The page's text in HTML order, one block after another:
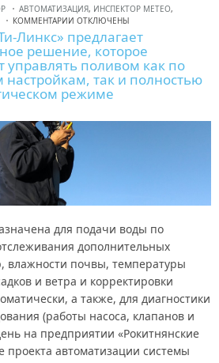
АВТОМАТИЗАЦИЯ, ИНСПЕКТОР МЕТЕО,
КОММЕНТАРИИ ОТКЛЮЧЕНЫ
Линкс» предлагает
решение, которое
управлять поливом как по
так и полностью
режиме
для подачи воды по
дополнительных
влажности почвы, температуры
и ветра и корректировки
а также, для диагностики
(работы насоса, клапанов и
на предприятии «Рокитнянские
проекта автоматизации системы